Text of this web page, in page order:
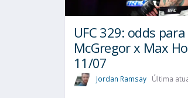
UFC 329: odds
McGregor x Max
11/07
Jordan Ramsay Última